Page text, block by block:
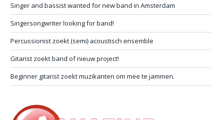
Singer and bassist wanted for new band in Amsterdam
Singersongwriter looking for band!
Percussionist zoekt (semi) acoustisch ensemble
Gitarist zoekt band of nieuw project!
Beginner gitarist zoekt muzikanten om mee te jammen.